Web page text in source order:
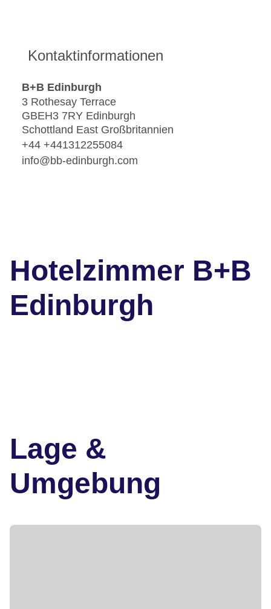
Kontaktinformationen
B+B Edinburgh
3 Rothesay Terrace
GBEH3 7RY Edinburgh
Schottland East Großbritannien
+44 +441312255084
info@bb-edinburgh.com
Hotelzimmer B+B
Edinburgh
Lage &
Umgebung